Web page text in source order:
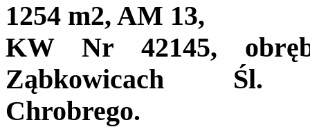
1254 m2, AM 13,
KW Nr 42145,
Ząbkowicach
Chrobrego.